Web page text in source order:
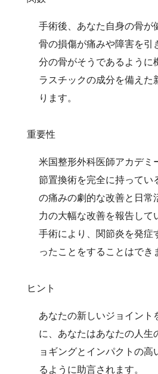
手術後、あなた自身の骨が
骨の損傷が痛みや障害を引
分の骨がそうであるように
ラスチックの成分を備えた
ります。
重要性
米国整形外科医師アカデミ
節置換術を完全に持ってい
の痛みの劇的な改善と日常
力の大幅な改善を報告して
手術により、関節炎を発症
ったことをすることはでき
ヒント
あなたの新しいジョイント
に、あなたはあなたの人生
ョギングとインパクトの高
るように助言されます。